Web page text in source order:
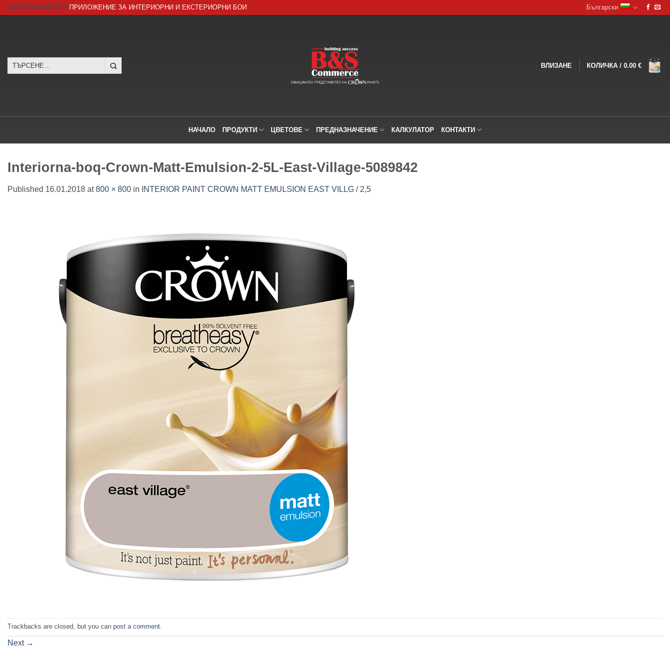
SkipMYROOM-PAINTER ПРИЛОЖЕНИЕ ЗА ИНТЕРИОРНИ И ЕКСТЕРИОРНИ БОИ Български
Търсене
ВЛИЗАНЕ КОЛИЧКА / 0.00 €
НАЧАЛО ПРОДУКТИ ЦВЕТОВЕ ПРЕДНАЗНАЧЕНИЕ КАЛКУЛАТОР КОНТАКТИ
Interiorna-boq-Crown-Matt-Emulsion-2-5L-East-Village-5089842
Published 16.01.2018 at800 × 800 in INTERIOR PAINT CROWN MATT EMULSION EAST VILLG / 2,5
Trackbacks are closed, but you can post a comment
Next →